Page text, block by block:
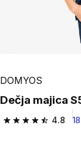
DOMYOS
Dečja majica
4.8
4.8 od 5